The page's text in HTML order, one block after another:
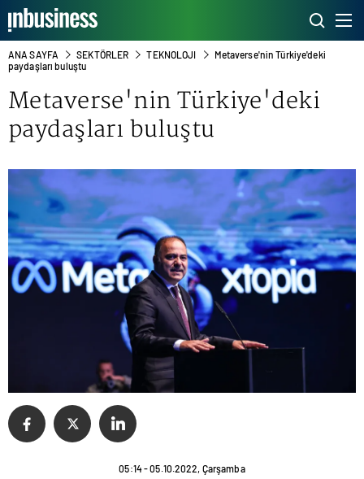
ANA SAYFA SEKTÖRLER TEKNOLOJI
Metaverse'nin Türkiye'deki
paydaşları buluştu
Metaverse'nin Türkiye'deki
paydaşları buluştu
05:14 - 05.10.2022, Çarşamba